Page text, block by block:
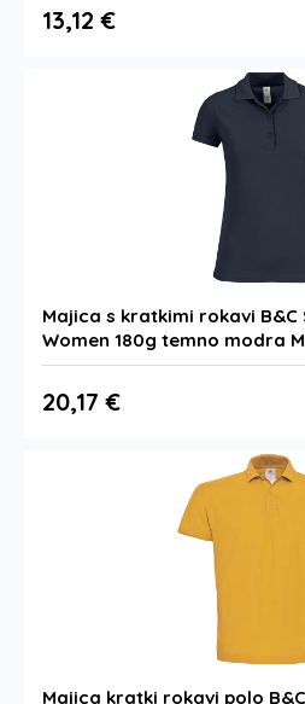
13,12 €
Majica s kratkimi rokavi B&C
Women 180g temno modra M
20,17 €
Majica kratki rokavi polo